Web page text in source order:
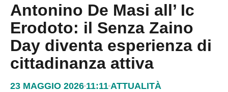
Antonino De Masi all’ Ic
Erodoto: il Senza Zaino
Day diventa esperienza di
cittadinanza attiva
23 MAGGIO 2026 11:11 ATTUALITÀ